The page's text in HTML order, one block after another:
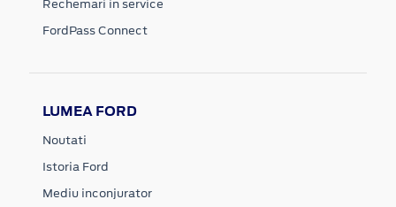
Rechemari in service
FordPass Connect
LUMEA FORD
Noutati
Istoria Ford
Mediu inconjurator